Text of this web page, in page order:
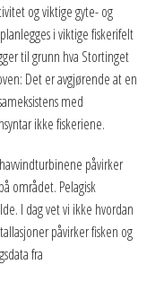
og viktige gyte- og
i viktige fiskerifelt
til grunn hva Stortinget
Det er avgjørende at en
med
ikke fiskeriene.
påvirker
området. Pelagisk
I dag vet vi ikke hvordan
påvirker fisken og
fra